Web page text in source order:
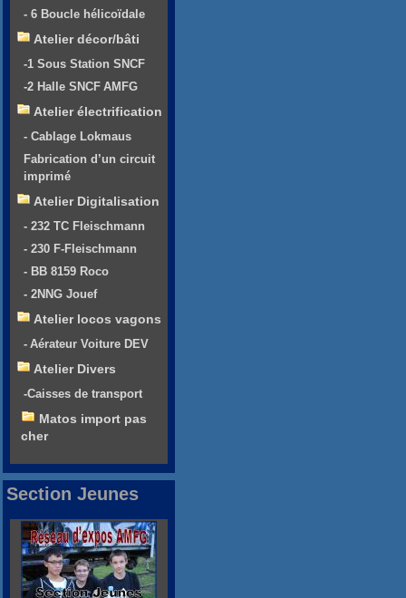
- 6 Boucle hélicoïdale
Atelier décor/bâti
-1 Sous Station SNCF
-2 Halle SNCF AMFG
Atelier électrification
- Cablage Lokmaus
Fabrication d’un circuit
imprimé
Atelier Digitalisation
- 232 TC Fleischmann
- 230 F-Fleischmann
- BB 8159 Roco
- 2NNG Jouef
Atelier locos vagons
- Aérateur Voiture DEV
Atelier Divers
-Caisses de transport
Matos import pas
cher
Section Jeunes